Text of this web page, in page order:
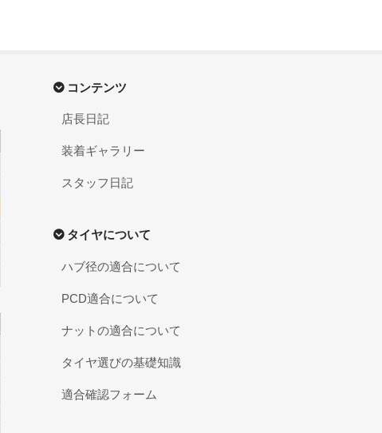
コンテンツ
店長日記
装着ギャラリー
スタッフ日記
タイヤについて
ハブ径の適合について
PCD適合について
ナットの適合について
タイヤ選びの基礎知識
適合確認フォーム